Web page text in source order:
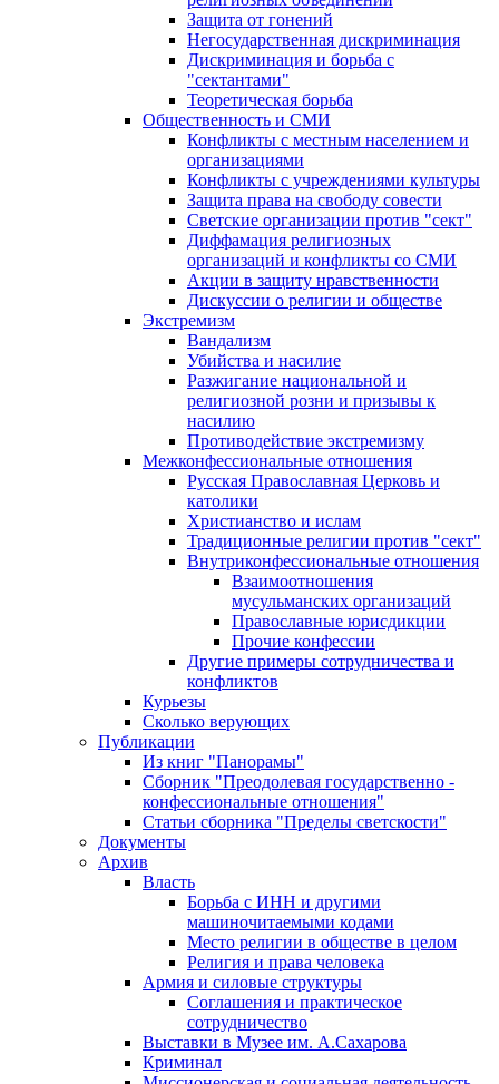
Защита от гонений
Негосударственная дискриминация
Дискриминация и борьба с
"сектантами"
Теоретическая борьба
Общественность и СМИ
Конфликты с местным населением и
организациями
Конфликты с учреждениями культуры
Защита права на свободу совести
Светские организации против "сект"
Диффамация религиозных
организаций и конфликты со СМИ
Акции в защиту нравственности
Дискуссии о религии и обществе
Экстремизм
Вандализм
Убийства и насилие
Разжигание национальной и
религиозной розни и призывы к
насилию
Противодействие экстремизму
Межконфессиональные отношения
Русская Православная Церковь и
католики
Христианство и ислам
Традиционные религии против "сект"
Внутриконфессиональные отношения
Взаимоотношения
мусульманских организаций
Православные юрисдикции
Прочие конфессии
Другие примеры сотрудничества и
конфликтов
Курьезы
Сколько верующих
Публикации
Из книг "Панорамы"
Сборник "Преодолевая государственно -
конфессиональные отношения"
Статьи сборника "Пределы светскости"
Документы
Архив
Власть
Борьба с ИНН и другими
машиночитаемыми кодами
Место религии в обществе в целом
Религия и права человека
Армия и силовые структуры
Соглашения и практическое
сотрудничество
Выставки в Музее им. А.Сахарова
Криминал